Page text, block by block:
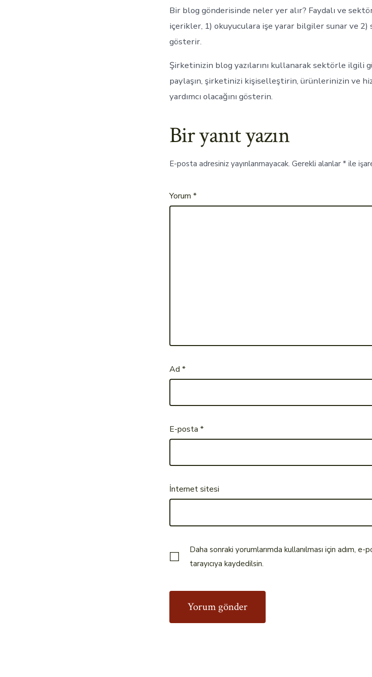
Bir blog gönderisinde neler yer alır? Faydalı ve
içerikler, 1) okuyuculara işe yarar bilgiler sunar ve
gösterir.
Şirketinizin blog yazılarını kullanarak sektörle ilgili
paylaşın, şirketinizi kişiselleştirin, ürünlerinizin ve
yardımcı olacağını gösterin.
Bir yanıt yazın
E-posta adresiniz yayınlanmayacak. Gerekli alanlar * ile
Yorum *
Ad *
E-posta *
İnternet sitesi
Daha sonraki yorumlarımda kullanılması için adım,
tarayıcıya kaydedilsin.